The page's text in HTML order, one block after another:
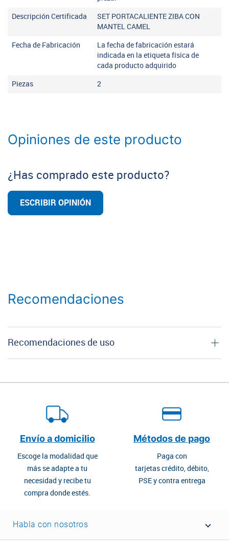
Descripción Certificada
SET PORTACALIENTE ZIBA CON
MANTEL CAMEL
Fecha de Fabricación
La fecha de fabricación estará
indicada en la etiqueta física de
cada producto adquirido
Piezas 2
Opiniones de este producto
¿Has comprado este producto?
ESCRIBIR OPINIÓN
Recomendaciones
Recomendaciones de uso
Envío a domicilio
Escoge la modalidad que
más se adapte a tu
necesidad y recibe tu
compra donde estés.
Métodos de pago
Paga con
tarjetas crédito, débito,
PSE y contra entrega
Habla con nosotros